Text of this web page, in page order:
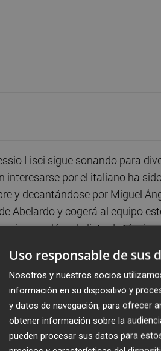
Lisci sigue sonando para
por el italiano ha
y decantándose por Miguel
Abelardo y cogerá al equipo
se coló en la lista de
exentrenador del Levante tiene
como entrenador interino tras
equipo a Segunda. El
liderato en favor del Eldense.
de esta casa, entre los nombres
Uso responsable de sus
Nosotros y nuestros socios
información en su dispositivo y
y datos de navegación, para ofrecer
obtener información sobre la
pueden procesar sus datos para